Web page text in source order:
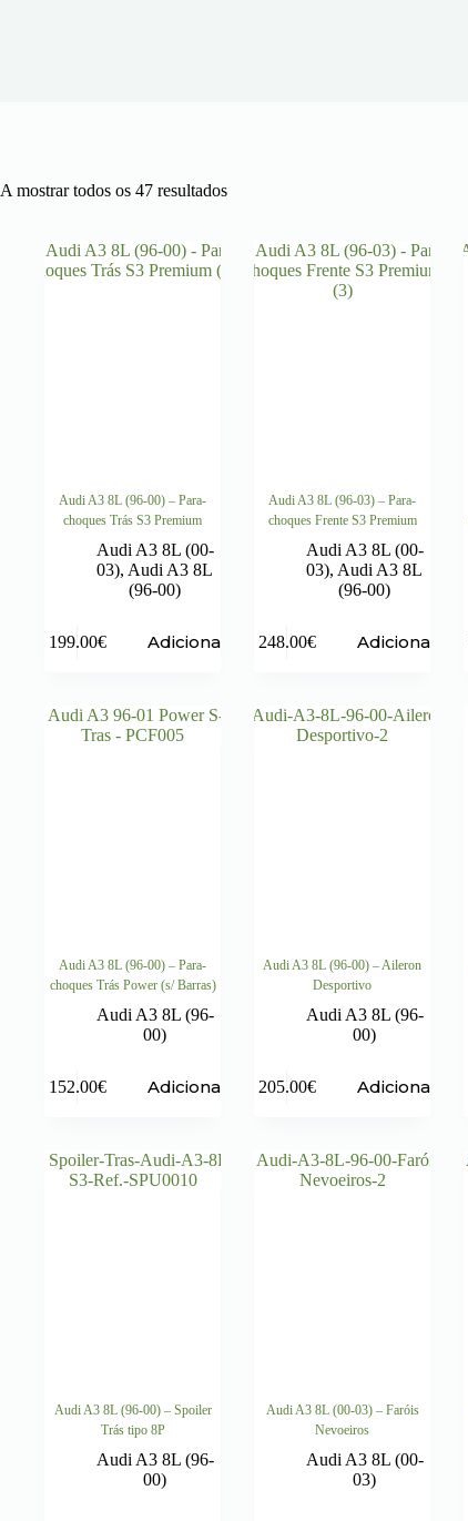
A mostrar todos os 47 resultadosOrdenado
recentes
Audi A3 8L (96-00) – Para-
choques Trás S3 Premium
Audi A3 8L (00-
03), Audi A3 8L
(96-00)
199.00€ Adicionar
Audi A3 8L (96-03) – Para-
choques Frente S3 Premium
Audi A3 8L (00-
03), Audi A3 8L
(96-00)
248.00€ Adicionar
Audi A3 8L (96-00) – Para-
choques Trás Power (s/ Barras)
Audi A3 8L (96-
00)
152.00€ Adicionar
Audi A3 8L (96-00) – Aileron
Desportivo
Audi A3 8L (96-
00)
205.00€ Adicionar
Audi A3 8L (96-00) – Spoiler
Trás tipo 8P
Audi A3 8L (96-
00)
Audi A3 8L (00-03) – Faróis
Nevoeiros
Audi A3 8L (00-
03)